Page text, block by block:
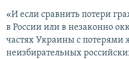
«И если сравнить потери
в России или в незаконно
частях Украины с потерями
неизбирательных